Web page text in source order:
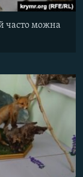
часто можна